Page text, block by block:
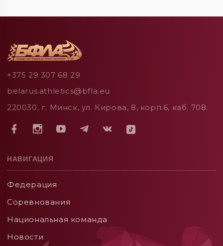
+375 29 307 68 29
belarus.athletics@bfla.eu
220030, г. Минск, ул. Кирова, 8, корп.6, каб. 708.
НАВИГАЦИЯ
Федерация
Соревнования
Национальная команда
Новости